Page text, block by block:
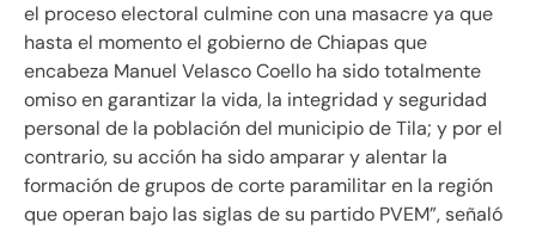
el proceso electoral culmine con una masacre ya que
hasta el momento el gobierno de Chiapas que
encabeza Manuel Velasco Coello ha sido totalmente
omiso en garantizar la vida, la integridad y seguridad
personal de la población del municipio de Tila; y por el
contrario, su acción ha sido amparar y alentar la
formación de grupos de corte paramilitar en la región
que operan bajo las siglas de su partido PVEM”, señaló